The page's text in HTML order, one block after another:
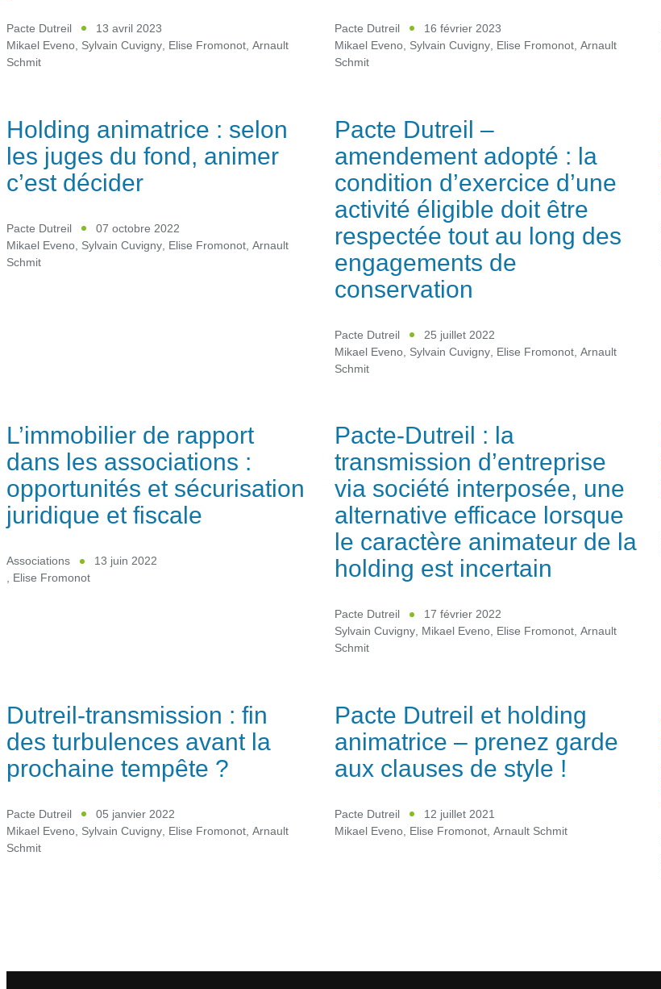
Pacte Dutreil
13 avril 2023
Mikael Eveno, Sylvain Cuvigny, Elise Fromonot, Arnault
Schmit
Pacte Dutreil
16 février 2023
Mikael Eveno, Sylvain Cuvigny, Elise Fromonot, Arnault
Schmit
Holding animatrice : selon
les juges du fond, animer
c’est décider
Pacte Dutreil
07 octobre 2022
Mikael Eveno, Sylvain Cuvigny, Elise Fromonot, Arnault
Schmit
Pacte Dutreil –
amendement adopté : la
condition d’exercice d’une
activité éligible doit être
respectée tout au long des
engagements de
conservation
Pacte Dutreil
25 juillet 2022
Mikael Eveno, Sylvain Cuvigny, Elise Fromonot, Arnault
Schmit
L’immobilier de rapport
dans les associations :
opportunités et sécurisation
juridique et fiscale
Associations
13 juin 2022
, Elise Fromonot
Pacte-Dutreil : la
transmission d’entreprise
via société interposée, une
alternative efficace lorsque
le caractère animateur de la
holding est incertain
Pacte Dutreil
17 février 2022
Sylvain Cuvigny, Mikael Eveno, Elise Fromonot, Arnault
Schmit
Dutreil-transmission : fin
des turbulences avant la
prochaine tempête ?
Pacte Dutreil
05 janvier 2022
Mikael Eveno, Sylvain Cuvigny, Elise Fromonot, Arnault
Schmit
Pacte Dutreil et holding
animatrice – prenez garde
aux clauses de style !
Pacte Dutreil
12 juillet 2021
Mikael Eveno, Elise Fromonot, Arnault Schmit